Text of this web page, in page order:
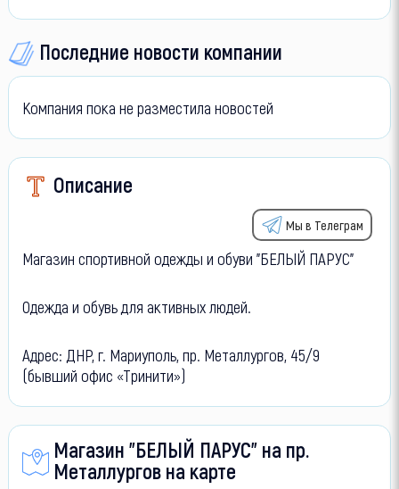
Последние новости компании
Компания пока не разместила новостей
Описание
Мы в Телеграм
Магазин спортивной одежды и обуви "БЕЛЫЙ ПАРУС"
Одежда и обувь для активных людей.
Адрес: ДНР, г. Мариуполь, пр. Металлургов, 45/9
(бывший офис «Тринити»)
Магазин "БЕЛЫЙ ПАРУС" на пр.
Металлургов на карте